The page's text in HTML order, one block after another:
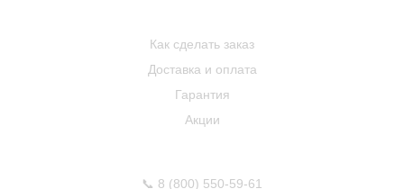
Как сделать заказ
Доставка и оплата
Гарантия
Акции
📞 8 (800) 550-59-61